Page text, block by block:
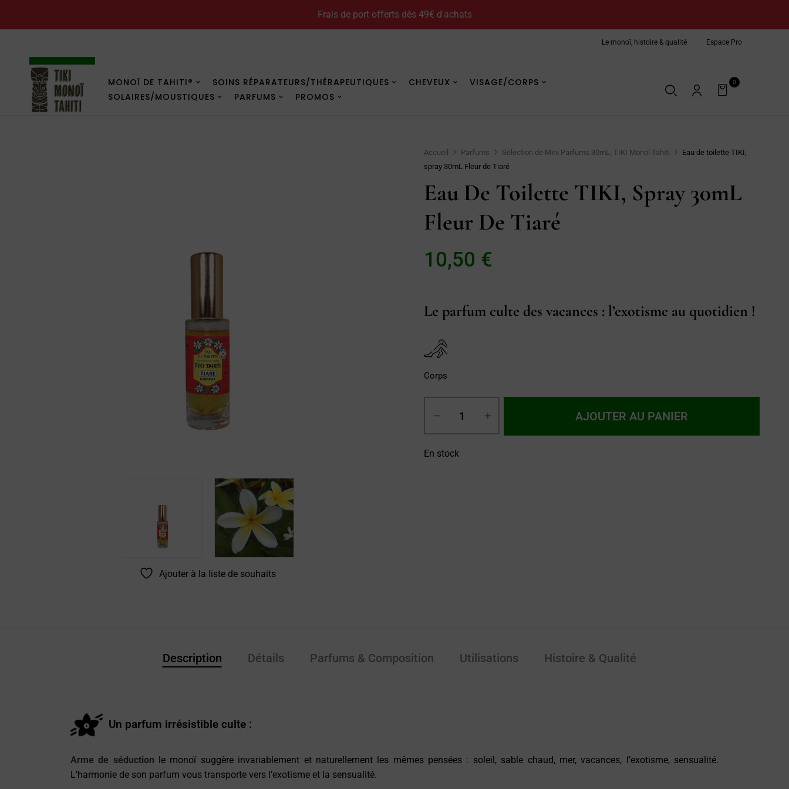
Frais de port offerts dès 49€ d'achats
PROMOS
Le monoï, histoire & qualité Espace Pro
Nous contacter
MONOÏ DE TAHITI® SOINS RÉPARATEURS/THÉRAPEUTIQUES CHEVEUX
VISAGE/CORPS
SOLAIRES/MOUSTIQUES
PARFUMS PROMOS
0
Ajouter à la liste de souhaits
Accueil Parfums Sélection de Mini Parfums 30mL, TIKI Monoï Tahiti
Eau de toilette TIKI,
spray 30mL Fleur de Tiaré
Eau De Toilette TIKI, Spray 30mL
Fleur De Tiaré
10,50 €
Le parfum culte des vacances : l’exotisme au quotidien !
Corps
AJOUTER AU PANIER
En stock
Description Détails Parfums & Composition Utilisations Histoire & Qualité
Un parfum irrésistible culte :
Arme de séduction le monoï suggère invariablement et naturellement les mêmes pensées : soleil, sable chaud, mer, vacances, l’exotisme, sensualité.
L’harmonie de son parfum vous transporte vers l’exotisme et la sensualité.